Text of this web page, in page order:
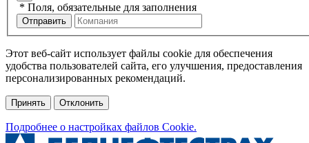
* Поля, обязательные для заполнения
Этот веб-сайт использует файлы cookie для обеспечения
удобства пользователей сайта, его улучшения, предоставления
персонализированных рекомендаций.
Принять Отклонить
Подробнее о настройках файлов Cookie.